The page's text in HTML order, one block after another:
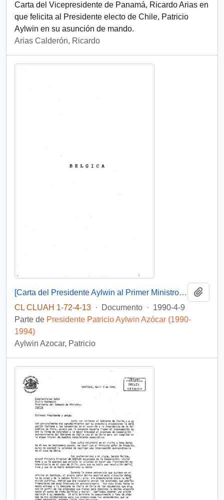
Carta del Vicepresidente de Panamá, Ricardo Arias en
que felicita al Presidente electo de Chile, Patricio
Aylwin en su asunción de mando.
Arias Calderón, Ricardo
[Carta del Presidente Aylwin al Primer Ministro Reino de Bélgica, agradeciendo la representación de su país en la transmisión de mando].
CL CLUAH 1-72-4-13 · Documento · 1990-4-9
Parte de Presidente Patricio Aylwin Azócar (1990-
1994)
Aylwin Azocar, Patricio